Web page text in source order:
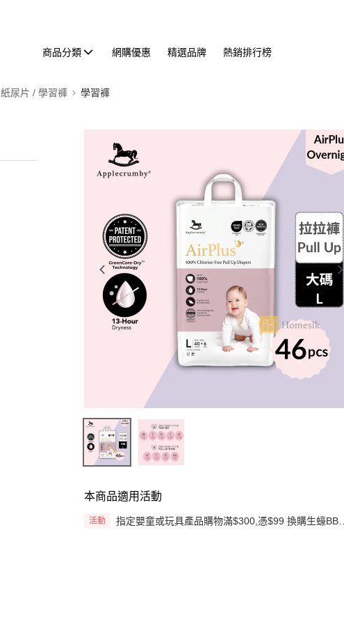
商品分類 網購優惠 精選品牌 熱銷排行榜
紙尿片 / 學習褲 學習褲
本商品適用活動
活動
指定嬰童或玩具產品購物滿$300,憑$99 換購生蠔BB旅